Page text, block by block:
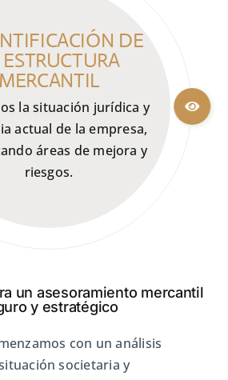
DE
MERCANTIL
la situación jurídica y
actual de la empresa,
áreas de mejora y
riesgos.
un asesoramiento mercantil
y estratégico
con un análisis
societaria y